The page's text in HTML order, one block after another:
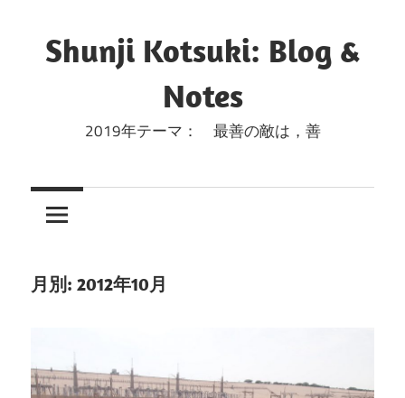
キ
Shunji Kotsuki: Blog &
Notes
2019年テーマ： 最善の敵は，善
月別: 2012年10月